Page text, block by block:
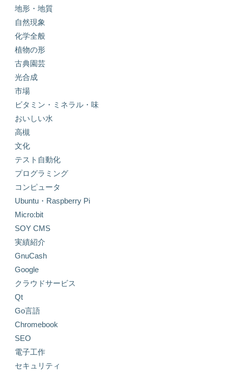
地形・地質
自然現象
化学全般
植物の形
古典園芸
光合成
市場
ビタミン・ミネラル・味
おいしい水
高槻
文化
テスト自動化
プログラミング
コンピュータ
Ubuntu・Raspberry Pi
Micro:bit
SOY CMS
実績紹介
GnuCash
Google
クラウドサービス
Qt
Go言語
Chromebook
SEO
電子工作
セキュリティ